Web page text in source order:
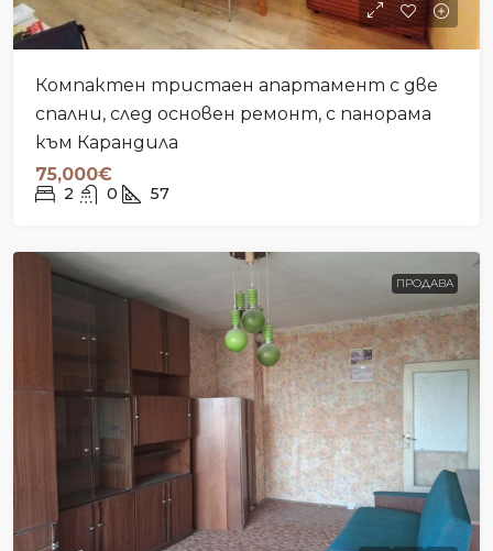
Компактен тристаен апартамент с две
спални, след основен ремонт, с панорама
към Карандила
75,000€
2 0 57
ПРОДАВА